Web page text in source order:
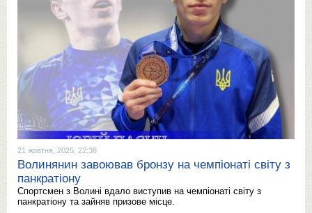
21 жовтня, 2025, 22:38
Волинянин завоював бронзу на чемпіонаті світу з
панкратіону
Спортсмен з Волині вдало виступив на чемпіонаті світу з
панкратіону та зайняв призове місце.